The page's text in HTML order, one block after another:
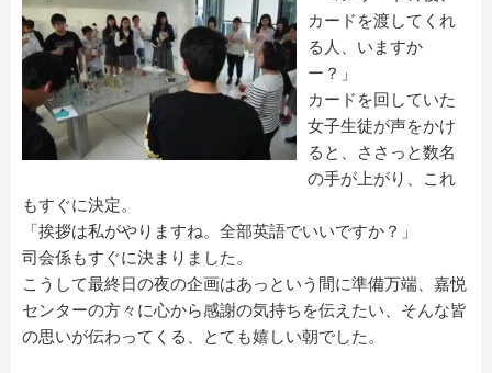
カードを渡してくれ
る人、いますか
ー？」
カードを回していた
女子生徒が声をかけ
ると、ささっと数名
の手が上がり、これ
もすぐに決定。
「挨拶は私がやりますね。全部英語でいいですか？」
司会係もすぐに決まりました。
こうして最終日の夜の企画はあっという間に準備万端、嘉悦
センターの方々に心から感謝の気持ちを伝えたい、そんな皆
の思いが伝わってくる、とても嬉しい朝でした。